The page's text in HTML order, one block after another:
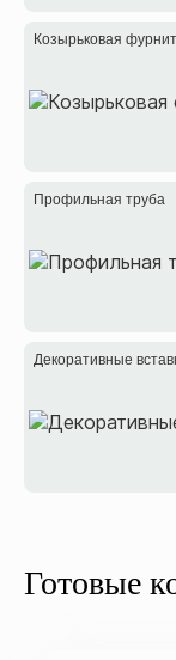
Козырьковая
Профильная труба
Декоративные
Готовые